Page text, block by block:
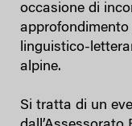
occasione di
approfondimento
linguistico-
alpine.
Si tratta di un